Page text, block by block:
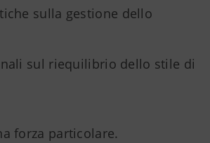
sulla gestione dello
sul riequilibrio dello stile di
forza particolare.